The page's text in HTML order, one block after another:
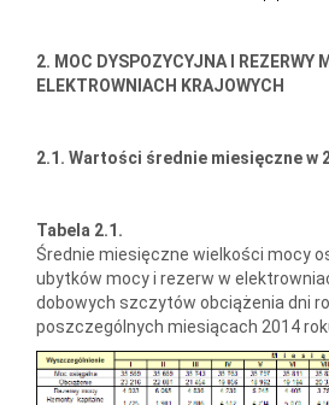
2. MOC DYSPOZYCYJNA I REZERWY
ELEKTROWNIACH KRAJOWYCH
2.1. Wartości średnie miesięczne w
Tabela 2.1.
Średnie miesięczne wielkości mocy
ubytków mocy i rezerw w
dobowych szczytów obciążenia dni
poszczególnych miesiącach 2014